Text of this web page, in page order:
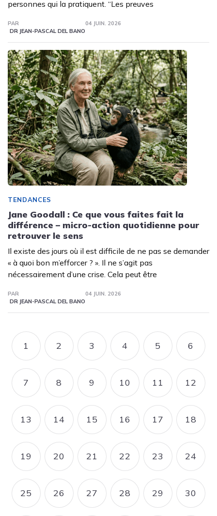
personnes qui la pratiquent. “Les preuves
PAR
DR JEAN-PASCAL DEL BANO
04 JUIN. 2026
TENDANCES
Jane Goodall : Ce que vous faites fait la
différence – micro-action quotidienne pour
retrouver le sens
Il existe des jours où il est difficile de ne pas se demander
« à quoi bon m’efforcer ? ». Il ne s’agit pas
nécessairement d’une crise. Cela peut être
PAR
DR JEAN-PASCAL DEL BANO
04 JUIN. 2026
Pagination
PAGE
1 PAGE
2 PAGE
3 PAGE
4 PAGE
5 PAGE
6
PAGE
7 PAGE
8 PAGE
9 PAGE
10 PAGE
11 PAGE
12
PAGE
13 PAGE
14 PAGE
15 PAGE
16 PAGE
17 PAGE
18
PAGE
19 PAGE
20 PAGE
21 PAGE
22 PAGE
23 PAGE
24
PAGE
25 PAGE
26 PAGE
27 PAGE
28 PAGE
29 PAGE
30